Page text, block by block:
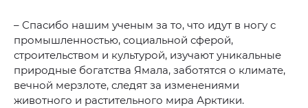
– Спасибо нашим ученым за то, что идут в ногу с
промышленностью, социальной сферой,
строительством и культурой, изучают уникальные
природные богатства Ямала, заботятся о климате,
вечной мерзлоте, следят за изменениями
животного и растительного мира Арктики.